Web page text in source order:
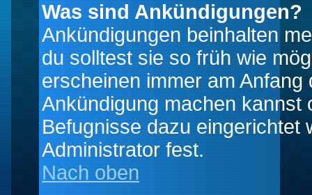
Was sind Ankündigungen?
Ankündigungen beinhalten
du solltest sie so früh wie
erscheinen immer am
Ankündigung machen kannst
Befugnisse dazu eingerichtet
Administrator fest.
Nach oben